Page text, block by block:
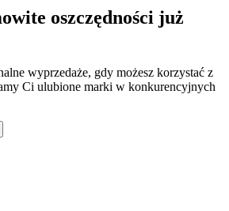
oszczędności już
wyprzedaże, gdy możesz korzystać z
Ci ulubione marki w konkurencyjnych